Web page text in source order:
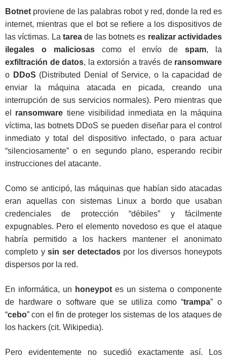
Botnet proviene de las palabras robot y red, donde la red es
internet, mientras que el bot se refiere a los dispositivos de
las víctimas. La tarea de las botnets es realizar actividades
ilegales o maliciosascomo el envío despam, la
exfiltración de datos, la extorsión a través de ransomware
o DDoS (Distributed Denial of Service, o la capacidad de
enviar la máquina atacada en picada, creando una
interrupción de sus servicios normales). Pero mientras que
el ransomware tiene visibilidad inmediata en la máquina
víctima, las botnets DDoS se pueden diseñar para el control
inmediato y total del dispositivo infectado, o para actuar
“silenciosamente” o en segundo plano, esperando recibir
instrucciones del atacante.
Como se anticipó, las máquinas que habían sido atacadas
eran aquellas con sistemas Linux a bordo que usaban
credenciales de protección “débiles” y fácilmente
expugnables. Pero el elemento novedoso es que el ataque
habría permitido a los hackers mantener el anonimato
completo ysin ser detectadospor los diversos honeypots
dispersos por la red.
En informática, un honeypot es un sistema o componente
de hardware o software que se utiliza como “trampa” o
“cebo” con el fin de proteger los sistemas de los ataques de
los hackers (cit. Wikipedia).
Pero evidentemente no sucedió exactamente así. Los